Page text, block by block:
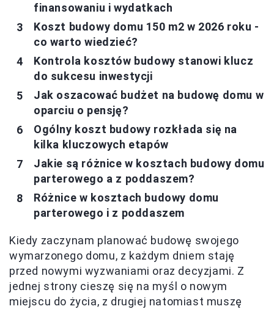
finansowaniu i wydatkach
Koszt budowy domu 150 m2 w 2026 roku -
co warto wiedzieć?
Kontrola kosztów budowy stanowi klucz
do sukcesu inwestycji
Jak oszacować budżet na budowę domu w
oparciu o pensję?
Ogólny koszt budowy rozkłada się na
kilka kluczowych etapów
Jakie są różnice w kosztach budowy domu
parterowego a z poddaszem?
Różnice w kosztach budowy domu
parterowego i z poddaszem
Kiedy zaczynam planować budowę swojego
wymarzonego domu, z każdym dniem staję
przed nowymi wyzwaniami oraz decyzjami. Z
jednej strony cieszę się na myśl o nowym
miejscu do życia, z drugiej natomiast muszę